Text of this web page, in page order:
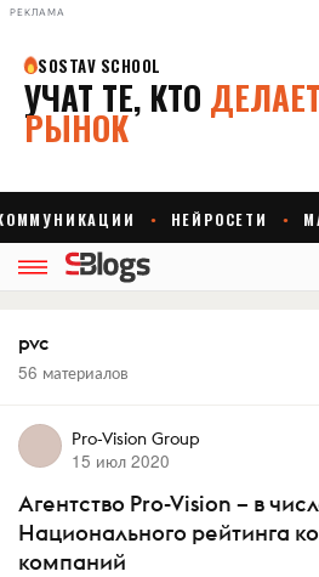
РЕКЛАМА
pvc
56 материалов
Pro-Vision Group
15 июл 2020
Агентство Pro-Vision – в
Национального рейтинга
компаний